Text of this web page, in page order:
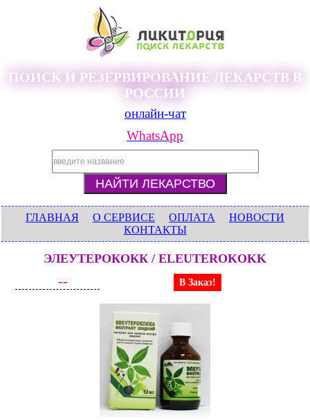
ПОИСК И РЕЗЕРВИРОВАНИЕ ЛЕКАРСТВ В
РОССИИ
онлайн-чат
WhatsApp
ГЛАВНАЯ О СЕРВИСЕ ОПЛАТА
НОВОСТИ
КОНТАКТЫ
ЭЛЕУТЕРОКОКК / ELEUTEROKOKK
-- В Заказ!